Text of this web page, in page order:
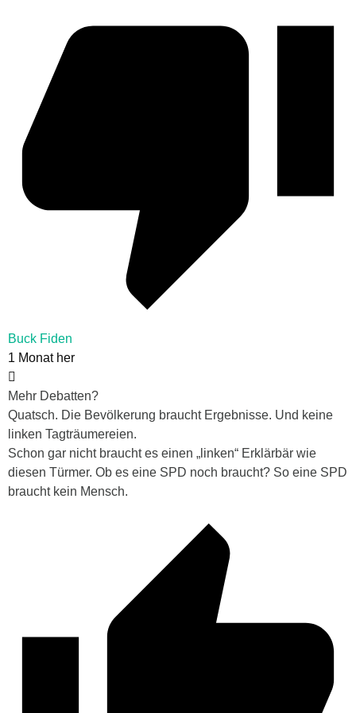
Buck Fiden
1 Monat her
Mehr Debatten?
Quatsch. Die Bevölkerung braucht Ergebnisse. Und keine
linken Tagträumereien.
Schon gar nicht braucht es einen „linken“ Erklärbär wie
diesen Türmer. Ob es eine SPD noch braucht? So eine SPD
braucht kein Mensch.